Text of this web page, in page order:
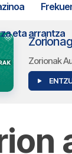
eta arrantza
Zorionak